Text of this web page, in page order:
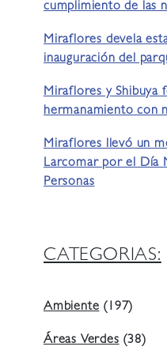
cumplimiento de las
Miraflores devela
inauguración del
Miraflores y Shibuya
hermanamiento con
Miraflores llevó un
Larcomar por el Día
Personas
CATEGORIAS:
Ambiente(197)
Áreas Verdes(38)